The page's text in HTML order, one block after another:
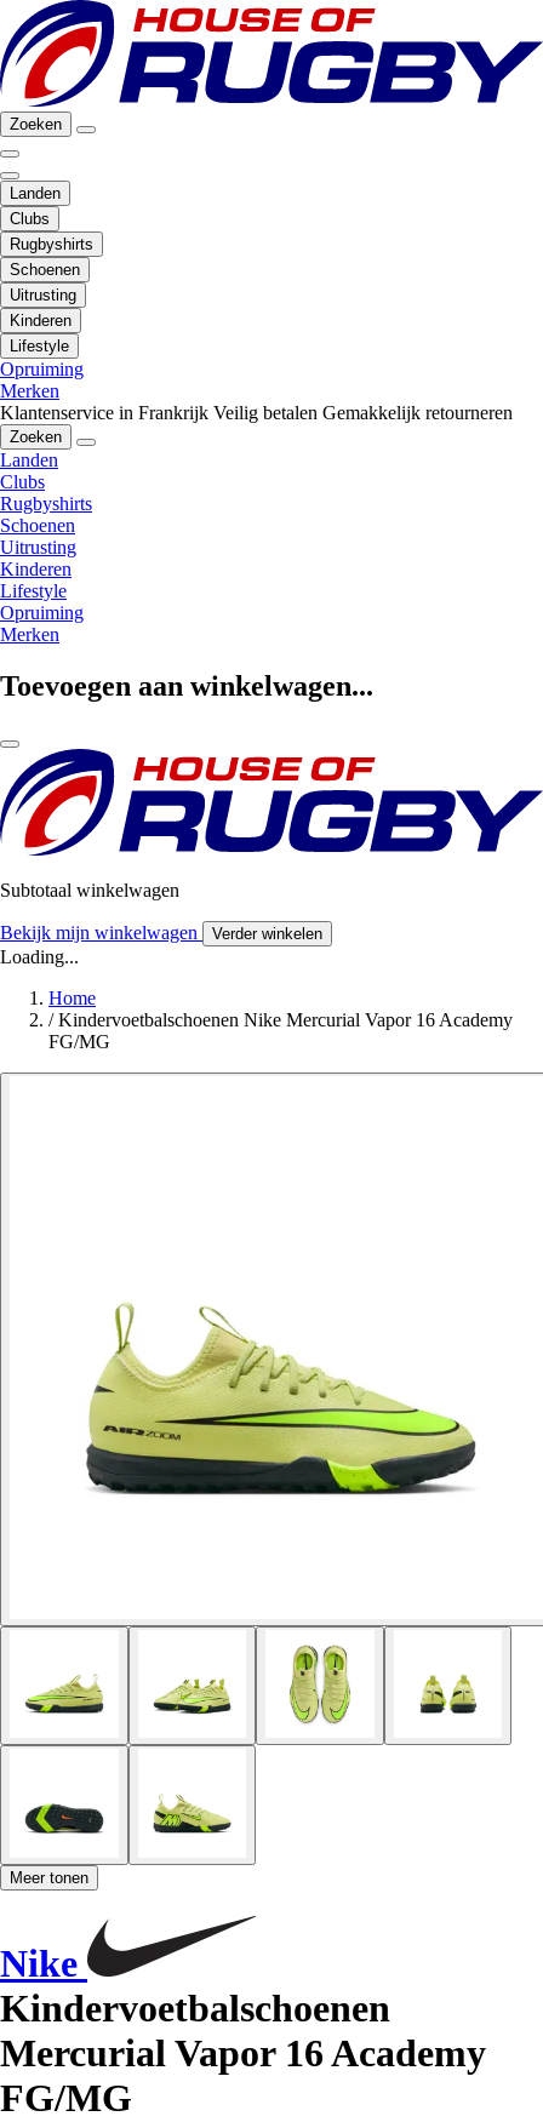
Zoeken
Landen
Clubs
Rugbyshirts
Schoenen
Uitrusting
Kinderen
Lifestyle
Opruiming
Merken
Klantenservice in Frankrijk Veilig betalen Gemakkelijk retourneren
Zoeken
Landen
Clubs
Rugbyshirts
Schoenen
Uitrusting
Kinderen
Lifestyle
Opruiming
Merken
Toevoegen aan winkelwagen...
Subtotaal winkelwagen
Bekijk mijn winkelwagen Verder winkelen
Loading...
Home
/ Kindervoetbalschoenen Nike Mercurial Vapor 16 Academy
FG/MG
Meer tonen
Nike
Kindervoetbalschoenen
Mercurial Vapor 16 Academy
FG/MG